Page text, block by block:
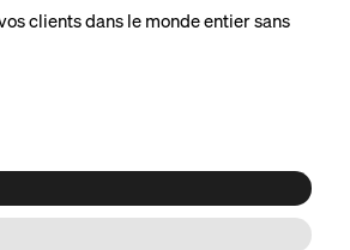
clients dans le monde entier sans